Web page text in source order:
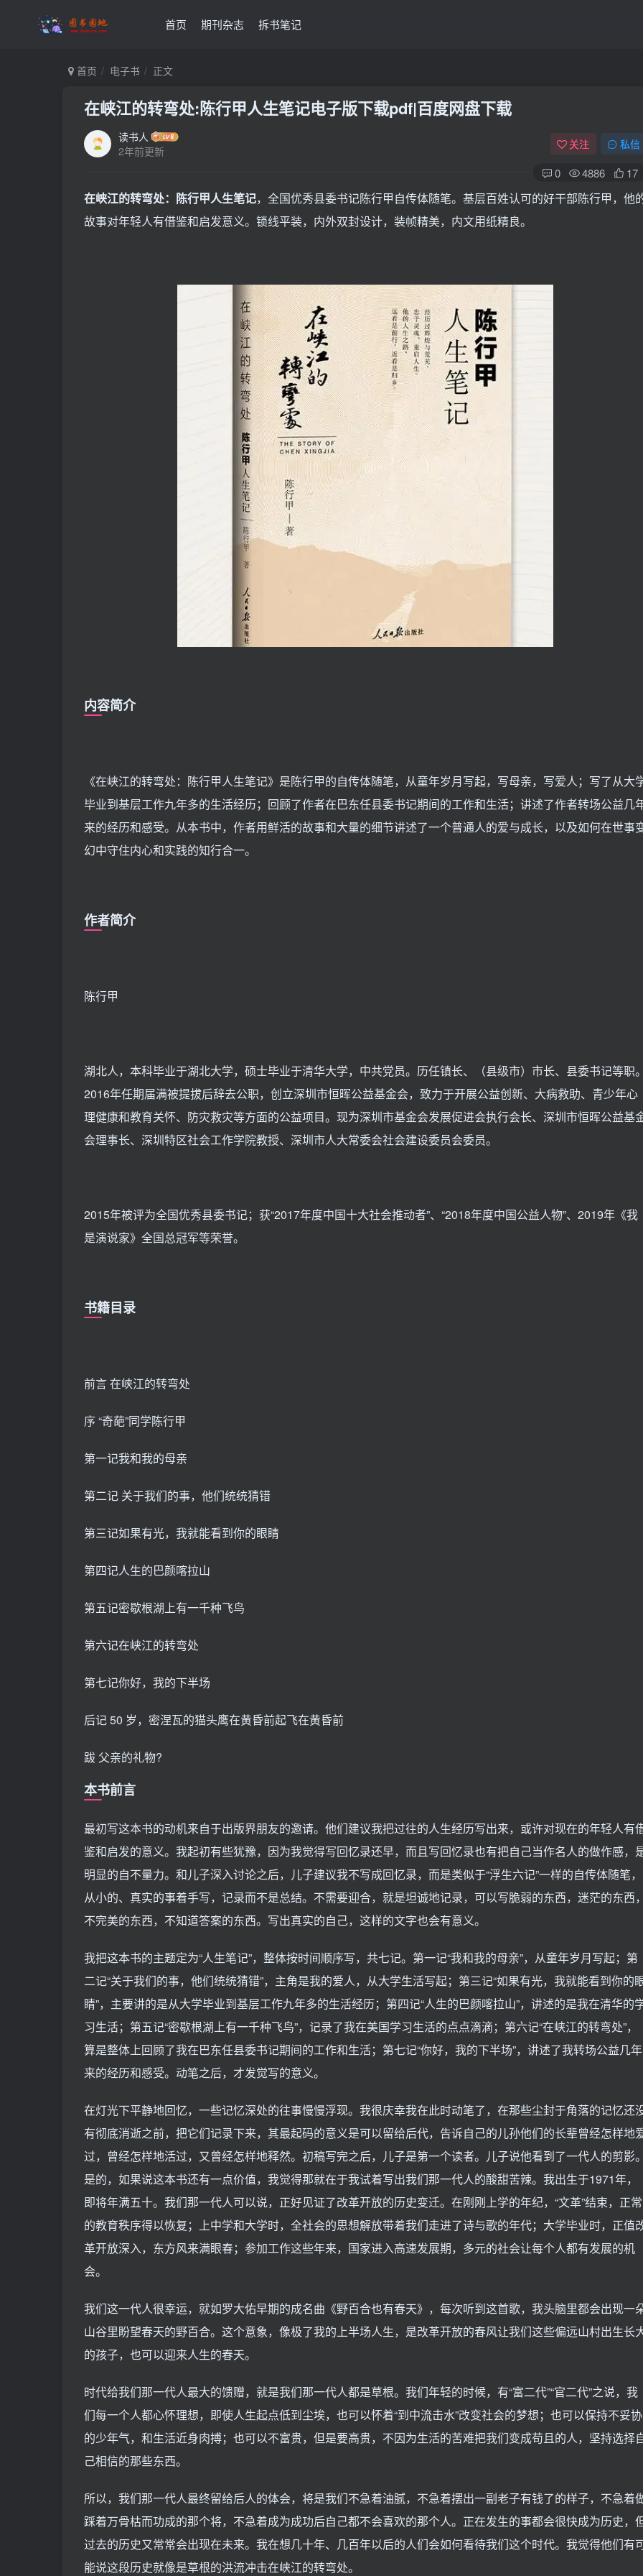
首页 期刊杂志 拆书笔记
首页 电子书 正文
在峡江的转弯处:陈行甲人生笔记电子版下载pdf|百度网盘下载
读书人
2年前更新
关注 私信
0 4886 17
在峡江的转弯处：陈行甲人生笔记，全国优秀县委书记陈行甲自传体随笔。基层百姓认可的好干部陈行甲，他
故事对年轻人有借鉴和启发意义。锁线平装，内外双封设计，装帧精美，内文用纸精良。
内容简介
《在峡江的转弯处：陈行甲人生笔记》是陈行甲的自传体随笔，从童年岁月写起，写母亲，写爱人；写了从大
毕业到基层工作九年多的生活经历；回顾了作者在巴东任县委书记期间的工作和生活；讲述了作者转场公益几
来的经历和感受。从本书中，作者用鲜活的故事和大量的细节讲述了一个普通人的爱与成长，以及如何在世事
幻中守住内心和实践的知行合一。
作者简介
陈行甲
湖北人，本科毕业于湖北大学，硕士毕业于清华大学，中共党员。历任镇长、（县级市）市长、县委书记等职
2016年任期届满被提拔后辞去公职，创立深圳市恒晖公益基金会，致力于开展公益创新、大病救助、青少年心
理健康和教育关怀、防灾救灾等方面的公益项目。现为深圳市基金会发展促进会执行会长、深圳市恒晖公益基
会理事长、深圳特区社会工作学院教授、深圳市人大常委会社会建设委员会委员。
2015年被评为全国优秀县委书记；获“2017年度中国十大社会推动者”、“2018年度中国公益人物”、2019年《我
是演说家》全国总冠军等荣誉。
书籍目录
前言 在峡江的转弯处
序 “奇葩”同学陈行甲
第一记我和我的母亲
第二记 关于我们的事，他们统统猜错
第三记如果有光，我就能看到你的眼睛
第四记人生的巴颜喀拉山
第五记密歇根湖上有一千种飞鸟
第六记在峡江的转弯处
第七记你好，我的下半场
后记 50 岁，密涅瓦的猫头鹰在黄昏前起飞在黄昏前
跋 父亲的礼物?
本书前言
最初写这本书的动机来自于出版界朋友的邀请。他们建议我把过往的人生经历写出来，或许对现在的年轻人有
鉴和启发的意义。我起初有些犹豫，因为我觉得写回忆录还早，而且写回忆录也有把自己当作名人的做作感，
明显的自不量力。和儿子深入讨论之后，儿子建议我不写成回忆录，而是类似于“浮生六记”一样的自传体随笔，
从小的、真实的事着手写，记录而不是总结。不需要迎合，就是坦诚地记录，可以写脆弱的东西，迷茫的东西
不完美的东西，不知道答案的东西。写出真实的自己，这样的文字也会有意义。
我把这本书的主题定为“人生笔记”，整体按时间顺序写，共七记。第一记“我和我的母亲”，从童年岁月写起；第
二记“关于我们的事，他们统统猜错”，主角是我的爱人，从大学生活写起；第三记“如果有光，我就能看到你的
睛”，主要讲的是从大学毕业到基层工作九年多的生活经历；第四记“人生的巴颜喀拉山”，讲述的是我在清华的
习生活；第五记“密歇根湖上有一千种飞鸟”，记录了我在美国学习生活的点点滴滴；第六记“在峡江的转弯处”，
算是整体上回顾了我在巴东任县委书记期间的工作和生活；第七记“你好，我的下半场”，讲述了我转场公益几年
来的经历和感受。动笔之后，才发觉写的意义。
在灯光下平静地回忆，一些记忆深处的往事慢慢浮现。我很庆幸我在此时动笔了，在那些尘封于角落的记忆还
有彻底消逝之前，把它们记录下来，其最起码的意义是可以留给后代，告诉自己的儿孙他们的长辈曾经怎样地
过，曾经怎样地活过，又曾经怎样地释然。初稿写完之后，儿子是第一个读者。儿子说他看到了一代人的剪影
是的，如果说这本书还有一点价值，我觉得那就在于我试着写出我们那一代人的酸甜苦辣。我出生于1971年，
即将年满五十。我们那一代人可以说，正好见证了改革开放的历史变迁。在刚刚上学的年纪，“文革”结束，正常
的教育秩序得以恢复；上中学和大学时，全社会的思想解放带着我们走进了诗与歌的年代；大学毕业时，正值
革开放深入，东方风来满眼春；参加工作这些年来，国家进入高速发展期，多元的社会让每个人都有发展的机
会。
我们这一代人很幸运，就如罗大佑早期的成名曲《野百合也有春天》，每次听到这首歌，我头脑里都会出现一
山谷里盼望春天的野百合。这个意象，像极了我的上半场人生，是改革开放的春风让我们这些偏远山村出生长
的孩子，也可以迎来人生的春天。
时代给我们那一代人最大的馈赠，就是我们那一代人都是草根。我们年轻的时候，有“富二代”“官二代”之说，我
们每一个人都心怀理想，即使人生起点低到尘埃，也可以怀着“到中流击水”改变社会的梦想；也可以保持不妥协
的少年气，和生活近身肉搏；也可以不富贵，但是要高贵，不因为生活的苦难把我们变成苟且的人，坚持选择
己相信的那些东西。
所以，我们那一代人最终留给后人的体会，将是我们不急着油腻，不急着摆出一副老子有钱了的样子，不急着
踩着万骨枯而功成的那个将，不急着成为成功后自己都不会喜欢的那个人。正在发生的事都会很快成为历史，
过去的历史又常常会出现在未来。我在想几十年、几百年以后的人们会如何看待我们这个时代。我觉得他们有
能说这段历史就像是草根的洪流冲击在峡江的转弯处。